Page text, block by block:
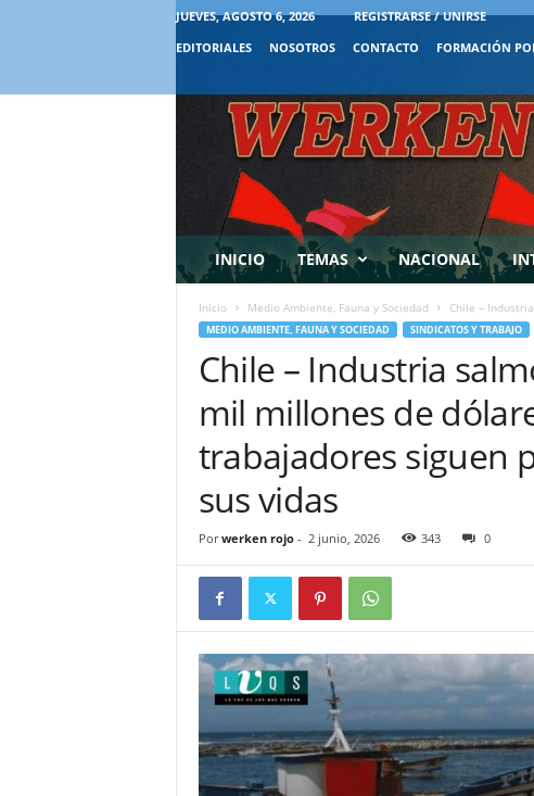
JUEVES, AGOSTO 6, 2026
REGISTRARSE / UNIRSE
EDITORIALES
NOSOTROS CONTACTO FORMACIÓN
INICIO TEMAS NACIONAL
Inicio Medio Ambiente, Fauna y Sociedad Chile –
MEDIO AMBIENTE, FAUNA Y SOCIEDAD SINDICATOS Y TRABAJO
Chile – Industria
mil millones de
trabajadores siguen
sus vidas
Por werken rojo- 2 junio, 2026 343 0